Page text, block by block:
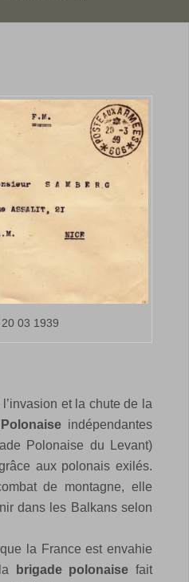
03 1939
et la chute de la
indépendantes
Polonaise du Levant)
aux polonais exilés.
de montagne, elle
dans les Balkans selon
la France est envahie
brigade polonaise fait